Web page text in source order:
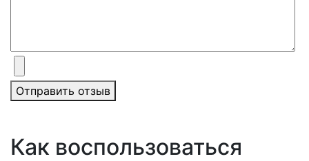
Отправить отзыв
Как воспользоваться